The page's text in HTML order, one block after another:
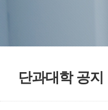
단과대학 공지